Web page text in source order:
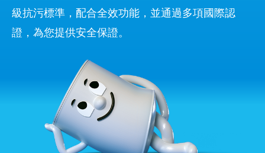
級抗污標準，配合全效功能，並通過多項國際認
證，為您提供安全保證。